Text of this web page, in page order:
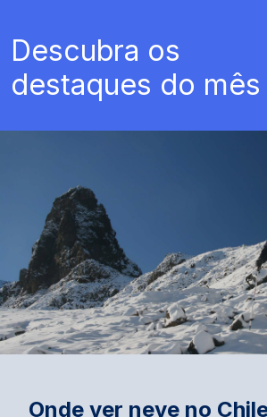
Descubra os
destaques do mês
Onde ver neve no